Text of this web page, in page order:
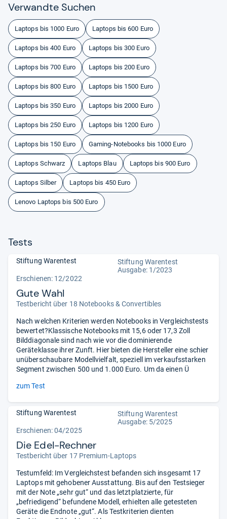
Ver­wandte Suchen
Laptops bis 1000 Euro Laptops bis 600 Euro
Laptops bis 400 Euro Laptops bis 300 Euro
Laptops bis 700 Euro Laptops bis 200 Euro
Laptops bis 800 Euro Laptops bis 1500 Euro
Laptops bis 350 Euro Laptops bis 2000 Euro
Laptops bis 250 Euro Laptops bis 1200 Euro
Laptops bis 150 Euro Gaming-Notebooks bis 1000 Euro
Laptops Schwarz Laptops Blau Laptops bis 900 Euro
Laptops Silber Laptops bis 450 Euro
Lenovo Laptops bis 500 Euro
Tests
Stiftung Warentest
Stiftung Warentest
Ausgabe: 1/2023
Erschienen: 12/2022
Gute Wahl
Testbericht über 18 Notebooks & Convertibles
Nach welchen Kriterien werden Notebooks in Vergleichstests
bewertet?Klassische Notebooks mit 15,6 oder 17,3 Zoll
Bilddiagonale sind nach wie vor die dominierende
Geräteklasse ihrer Zunft. Hier bieten die Hersteller eine schier
unüberschaubare Modellvielfalt, speziell im verkaufsstarken
Segment zwischen 500 und 1.000 Euro. Um da einen Ü
zum Test
Stiftung Warentest
Stiftung Warentest
Ausgabe: 5/2025
Erschienen: 04/2025
Die Edel-Rechner
Testbericht über 17 Premium-Laptops
Testumfeld: Im Vergleichstest befanden sich insgesamt 17
Laptops mit gehobener Ausstattung. Bis auf den Testsieger
mit der Note „sehr gut“ und das letztplatzierte, für
„befriedigend“ befundene Modell, erhielten alle getesteten
Geräte die Endnote „gut“. Als Testkriterien dienten